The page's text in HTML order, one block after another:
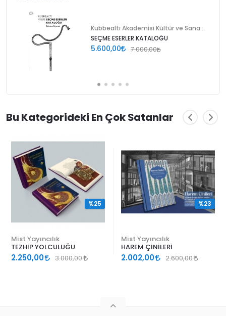
SEÇME ESERLER KATALOĞU
5.600,00 7.000,00
Bu Kategorideki En Çok Satanlar
Mist Yayıncılık
TEZHİP YOLCULUĞU
2.250,00 3.000,00
%25
Mist Yayıncılık
HAREM ÇİNİLERİ
2.002,00 2.600,00
%23